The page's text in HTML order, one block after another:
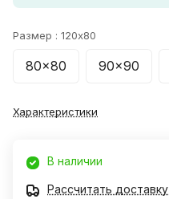
Размер : 120x80
80x80 90x90
Характеристики
В наличии
Рассчитать доставку